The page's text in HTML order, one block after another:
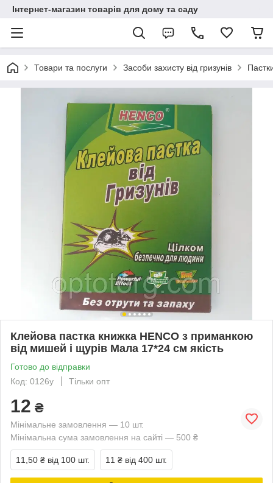
Інтернет-магазин товарів для дому та саду
Товари та послуги Засоби захисту від гризунів
Клейова пастка книжка HENCO з приманкою
від мишей і щурів Мала 17*24 см якість
Готово до відправки
Код: 0126у
Тільки опт
12 ₴
Мінімальне замовлення — 10 шт.
Мінімальна сума замовлення на сайті — 500 ₴
11,50 ₴ від 100 шт. 11 ₴ від 400 шт.